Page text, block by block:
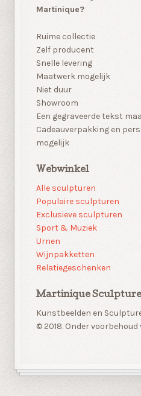
Martinique?
Ruime collectie
Zelf producent
Snelle levering
Maatwerk mogelijk
Niet duur
Showroom
Een gegraveerde tekst
Cadeauverpakking en
mogelijk
Webwinkel
Alle sculpturen
Populaire sculpturen
Exclusieve sculpturen
Sport & Muziek
Urnen
Wijnpakketten
Relatiegeschenken
Martinique
Kunstbeelden en
© 2018. Onder